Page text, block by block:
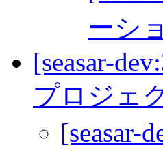
ーシ
[seasar-
プロジェ
[seasar-